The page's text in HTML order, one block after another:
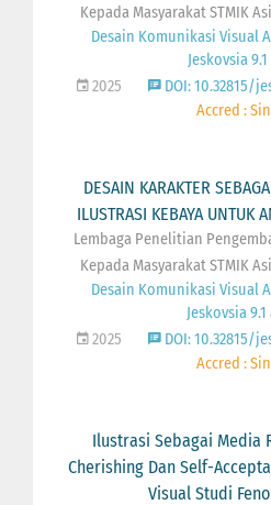
Kepada Masyarakat STMIK
Desain Komunikasi Visual
Jeskovsia
2025
DOI: 10.32815/
Accred :
DESAIN KARAKTER
ILUSTRASI KEBAYA UNTUK
Lembaga Penelitian
Kepada Masyarakat STMIK
Desain Komunikasi Visual
Jeskovsia
2025
DOI: 10.32815/
Accred :
Ilustrasi Sebagai Media
Cherishing Dan Self-
Visual Studi